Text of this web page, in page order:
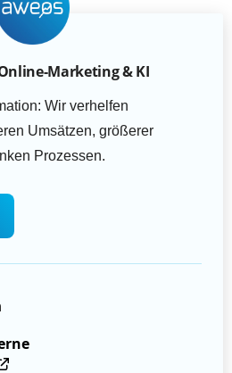
Marketing & KI
Wir verhelfen
Umsätzen, größerer
Prozessen.